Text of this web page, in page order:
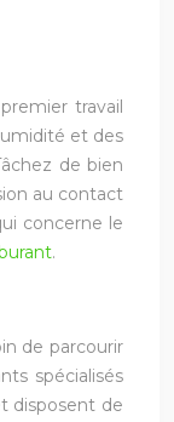
travail
et des
de bien
au contact
concerne le
.
de parcourir
spécialisés
disposent de